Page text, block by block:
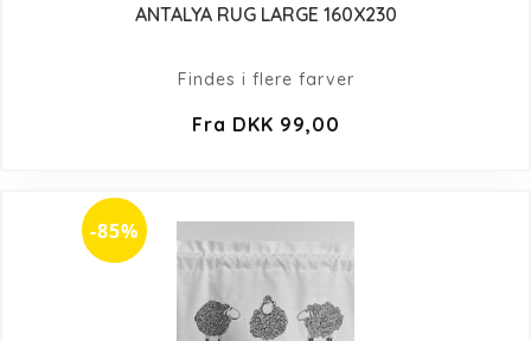
ANTALYA RUG LARGE 160X230
Findes i flere farver
Fra DKK 99,00
-85%